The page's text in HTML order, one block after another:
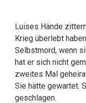
Luises Hände
Krieg überlebt
Selbstmord, wenn
hat er sich nicht
zweites Mal
Sie hätte gewartet.
geschlagen.